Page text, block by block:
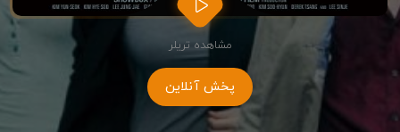
مشاهده تریلر
پخش آنلاین